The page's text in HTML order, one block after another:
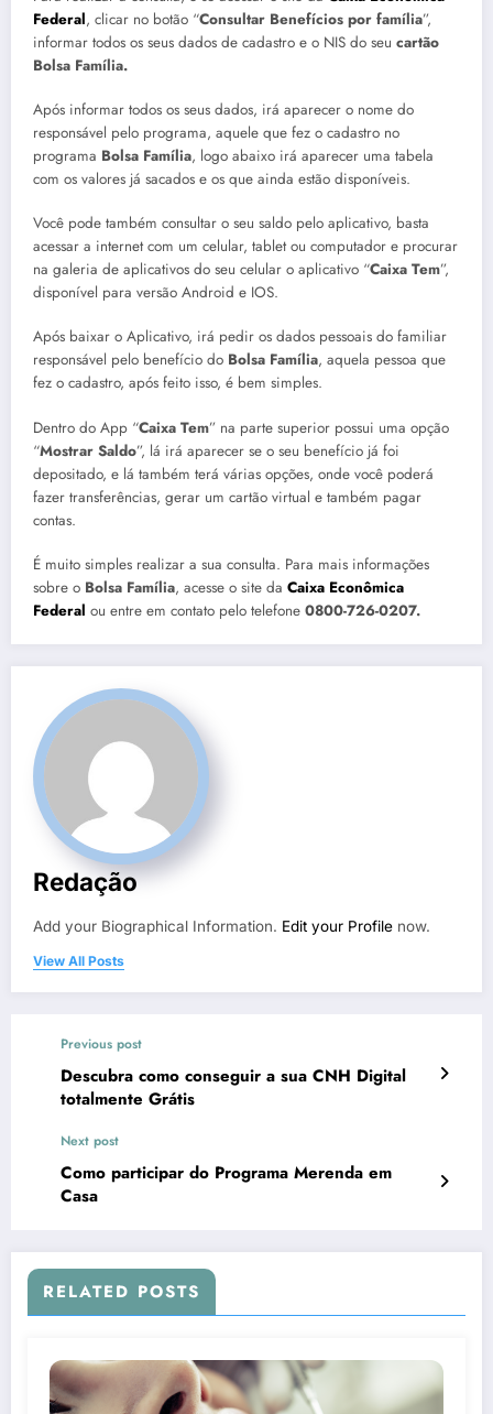
Federal, clicar no botão “Consultar Benefícios por família”,
informar todos os seus dados de cadastro e o NIS do seu cartão
Bolsa Família.
Após informar todos os seus dados, irá aparecer o nome do
responsável pelo programa, aquele que fez o cadastro no
programa Bolsa Família, logo abaixo irá aparecer uma tabela
com os valores já sacados e os que ainda estão disponíveis.
Você pode também consultar o seu saldo pelo aplicativo, basta
acessar a internet com um celular, tablet ou computador e procurar
na galeria de aplicativos do seu celular o aplicativo “Caixa Tem”,
disponível para versão Android e IOS.
Após baixar o Aplicativo, irá pedir os dados pessoais do familiar
responsável pelo benefício do Bolsa Família, aquela pessoa que
fez o cadastro, após feito isso, é bem simples.
Dentro do App “Caixa Tem” na parte superior possui uma opção
“Mostrar Saldo”, lá irá aparecer se o seu benefício já foi
depositado, e lá também terá várias opções, onde você poderá
fazer transferências, gerar um cartão virtual e também pagar
contas.
É muito simples realizar a sua consulta. Para mais informações
sobre o Bolsa Família, acesse o site da Caixa Econômica
Federal ou entre em contato pelo telefone 0800-726-0207.
Redação
Add your Biographical Information. Edit your Profile now.
View All Posts
Previous post
Descubra como conseguir a sua CNH Digital
totalmente Grátis
Next post
Como participar do Programa Merenda em
Casa
RELATED POSTS